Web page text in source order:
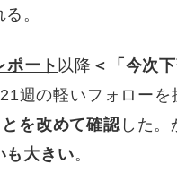
。
ポート 以降 ＜「今次
週の軽いフォローを
を改めて確認した。
も大きい。